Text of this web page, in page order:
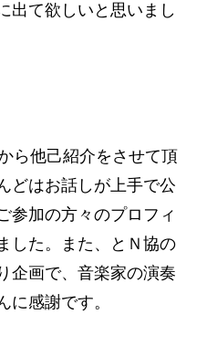
出て欲しいと思いまし
ら他己紹介をさせて頂
どはお話しが上手で公
参加の方々のプロフィ
した。また、とＮ協の
企画で、音楽家の演奏
に感謝です。